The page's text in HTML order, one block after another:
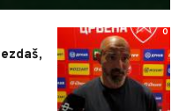
0